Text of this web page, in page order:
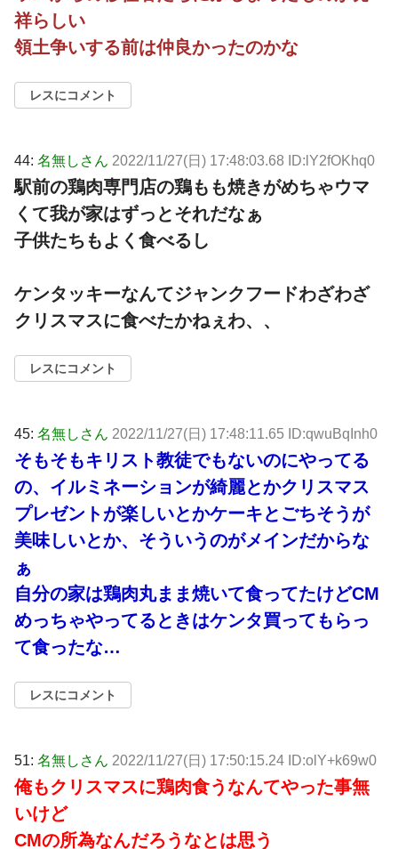
祥らしい
領土争いする前は仲良かったのかな
レスにコメント
44: 名無しさん 2022/11/27(日) 17:48:03.68 ID:lY2fOKhq0
駅前の鶏肉専門店の鶏もも焼きがめちゃウマ
くて我が家はずっとそれだなぁ
子供たちもよく食べるし
ケンタッキーなんてジャンクフードわざわざ
クリスマスに食べたかねぇわ、、
レスにコメント
45: 名無しさん 2022/11/27(日) 17:48:11.65 ID:qwuBqInh0
そもそもキリスト教徒でもないのにやってる
の、イルミネーションが綺麗とかクリスマス
プレゼントが楽しいとかケーキとごちそうが
美味しいとか、そういうのがメインだからな
ぁ
自分の家は鶏肉丸まま焼いて食ってたけどCM
めっちゃやってるときはケンタ買ってもらっ
て食ったな…
レスにコメント
51: 名無しさん 2022/11/27(日) 17:50:15.24 ID:olY+k69w0
俺もクリスマスに鶏肉食うなんてやった事無
いけど
CMの所為なんだろうなとは思う